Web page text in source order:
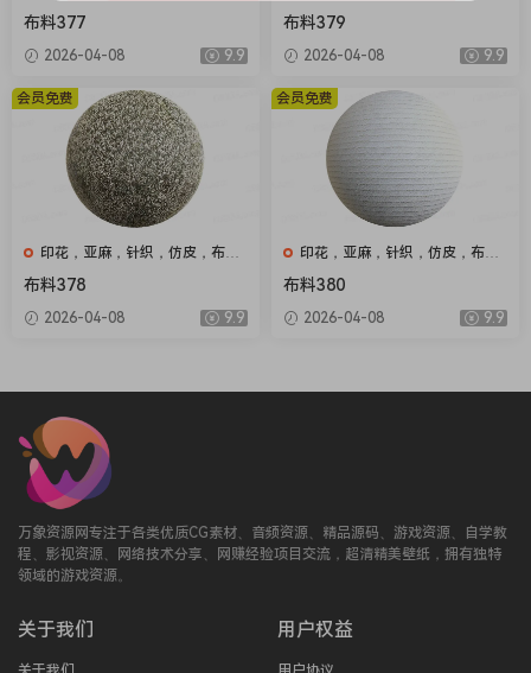
匹，家纺，绒布
布料377
2026-04-08 9.9
匹，家纺，绒布
布料379
2026-04-08 9.9
印花，亚麻，针织，仿皮，布
匹，家纺，绒布
布料378
2026-04-08 9.9
会员免费
印花，亚麻，针织，仿皮，布
匹，家纺，绒布
布料380
2026-04-08 9.9
会员免费
万象资源网专注于各类优质CG素材、音频资源、精品源码、游戏资源、自学教
程、影视资源、网络技术分享、网赚经验项目交流，超清精美壁纸，拥有独特
领域的游戏资源。
关于我们 用户权益